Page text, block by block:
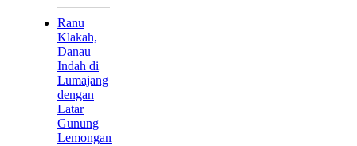
Ranu
Klakah,
Danau
Indah di
Lumajang
dengan
Latar
Gunung
Lemongan